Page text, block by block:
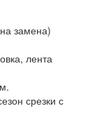
замена)
лента
срезки с